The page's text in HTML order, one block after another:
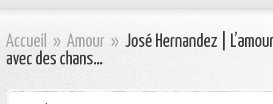
Accueil » Amour » José Hernandez |
avec des chans…